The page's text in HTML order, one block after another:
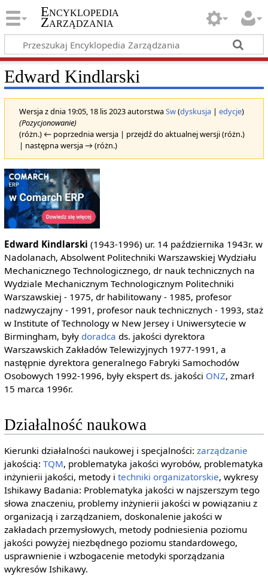
Encyklopedia
Zarządzania
Edward Kindlarski
Wersja z dnia 19:05, 18 lis 2023 autorstwaSw(dyskusja| edycje)
(Pozycjonowanie)
(różn.) ← poprzednia wersja | przejdź do aktualnej wersji (różn.)
| następna wersja → (różn.)
Edward Kindlarski (1943-1996) ur. 14 października 1943r. w
Nadolanach, Absolwent Politechniki Warszawskiej Wydziału
Mechanicznego Technologicznego, dr nauk technicznych na
Wydziale Mechanicznym Technologicznym Politechniki
Warszawskiej - 1975, dr habilitowany - 1985, profesor
nadzwyczajny - 1991, profesor nauk technicznych - 1993, staż
w Institute of Technology w New Jersey i Uniwersytecie w
Birmingham, były doradca ds. jakości dyrektora
Warszawskich Zakładów Telewizyjnych 1977-1991, a
następnie dyrektora generalnego Fabryki Samochodów
Osobowych 1992-1996, były ekspert ds. jakości ONZ, zmarł
15 marca 1996r.
Działalność naukowa
Kierunki działalności naukowej i specjalności: zarządzanie
jakością: TQM, problematyka jakości wyrobów, problematyka
inżynierii jakości, metody i techniki organizatorskie, wykresy
Ishikawy Badania: Problematyka jakości w najszerszym tego
słowa znaczeniu, problemy inżynierii jakości w powiązaniu z
organizacją i zarządzaniem, doskonalenie jakości w
zakładach przemysłowych, metody podniesienia poziomu
jakości powyżej niezbędnego poziomu standardowego,
usprawnienie i wzbogacenie metodyki sporządzania
wykresów Ishikawy.